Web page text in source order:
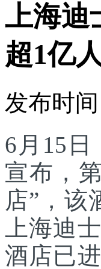
上海迪
超1亿
发布时
6月15
宣布，
店”，该
上海迪
酒店已